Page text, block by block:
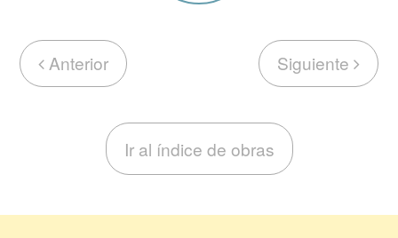
Anterior Siguiente
Ir al índice de obras